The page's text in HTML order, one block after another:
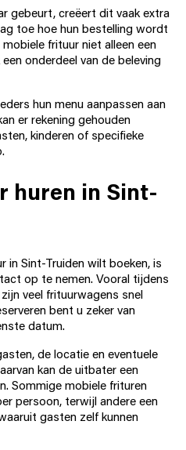
gebeurt, creëert dit vaak extra
toe hoe hun bestelling wordt
frituur niet alleen een
onderdeel van de beleving
hun menu aanpassen aan
er rekening gehouden
kinderen of specifieke
huren in Sint-
in Sint-Truiden wilt boeken, is
op te nemen. Vooral tijdens
veel frituurwagens snel
bent u zeker van
datum.
de locatie en eventuele
kan de uitbater een
Sommige mobiele frituren
persoon, terwijl andere een
gasten zelf kunnen